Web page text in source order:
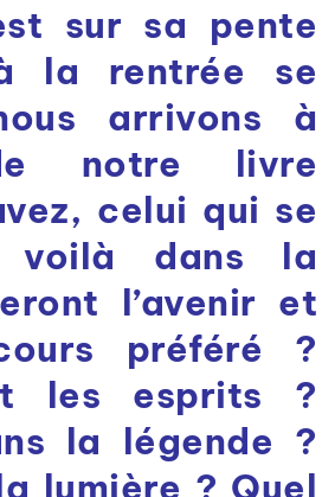
sur sa pente
la rentrée se
arrivons à
notre livre
celui qui se
voilà dans la
l’avenir et
préféré ?
les esprits ?
la légende ?
lumière ? Quel